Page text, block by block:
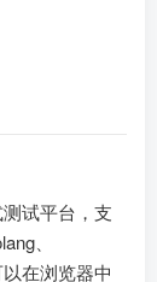
试平台，支
、
在浏览器中